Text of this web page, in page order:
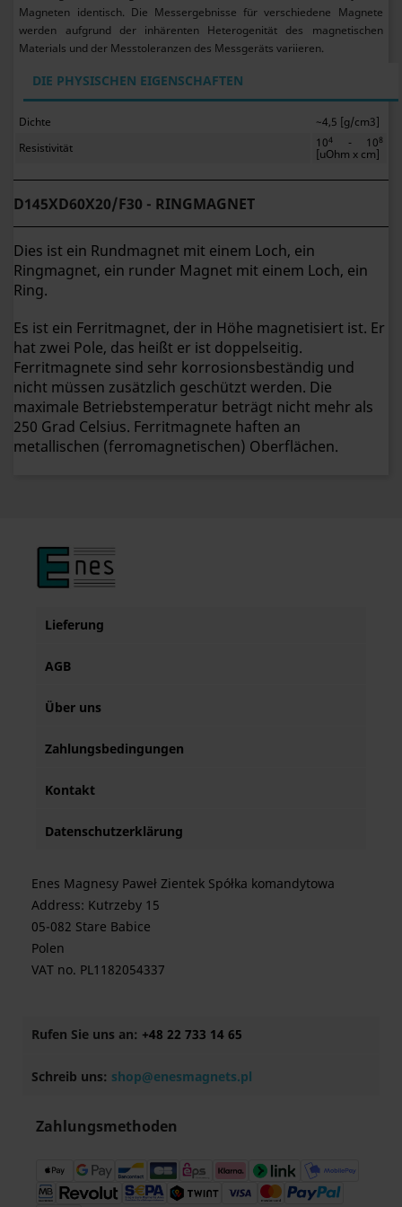
Magneten identisch. Die Messergebnisse für verschiedene Magnete
werden aufgrund der inhärenten Heterogenität des magnetischen
Materials und der Messtoleranzen des Messgeräts variieren.
DIE PHYSISCHEN EIGENSCHAFTEN
Dichte
~4,5 [g/cm3]
Resistivität
104 - 108
[uOhm x cm]
D145XD60X20/F30 - RINGMAGNET
Dies ist ein Rundmagnet mit einem Loch, ein
Ringmagnet, ein runder Magnet mit einem Loch, ein
Ring.
Es ist ein Ferritmagnet, der in Höhe magnetisiert ist. Er
hat zwei Pole, das heißt er ist doppelseitig.
Ferritmagnete sind sehr korrosionsbeständig und
nicht müssen zusätzlich geschützt werden. Die
maximale Betriebstemperatur beträgt nicht mehr als
250 Grad Celsius. Ferritmagnete haften an
metallischen (ferromagnetischen) Oberflächen.
Lieferung
AGB
Über uns
Zahlungsbedingungen
Kontakt
Datenschutzerklärung
Enes Magnesy Paweł Zientek Spółka komandytowa
Address: Kutrzeby 15
05-082 Stare Babice
Polen
VAT no. PL1182054337
Rufen Sie uns an: +48 22 733 14 65
Schreib uns: shop@enesmagnets.pl
Zahlungsmethoden